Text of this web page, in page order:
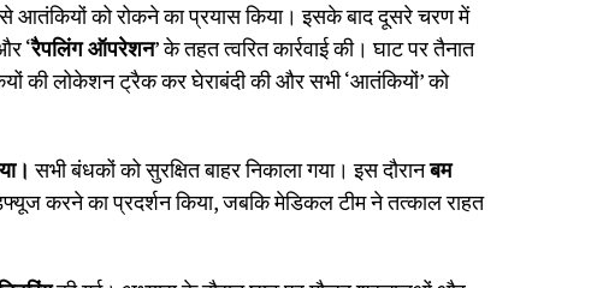
से आतंकियों को रोकने का प्रयास किया। इसके बाद दूसरे चरण में
‘रैपलिंग ऑपरेशन’ के तहत त्वरित कार्रवाई की। घाट पर तैनात
की लोकेशन ट्रैक कर घेराबंदी की और सभी ‘आतंकियों’ को
सभी बंधकों को सुरक्षित बाहर निकाला गया। इस दौरानबम
करने का प्रदर्शन किया, जबकि मेडिकल टीम ने तत्काल राहत